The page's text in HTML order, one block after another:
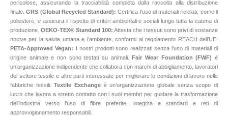
pericolose, assicurando la tracciabilità completa dalla raccolta alla distribuzione
finale.GRS (Global Recycled Standard): Certifica l’uso di materiali riciclati, come il
poliestere, e assicura il rispetto di criteri ambientali e sociali lungo tutta la catena di
produzione. OEKO-TEX® Standard 100: Attesta che i tessuti sono privi di sostanze
nocive per la salute umana e l’ambiente, conformi al regolamento REACH dell’UE.
PETA-Approved Vegan: I nostri prodotti sono realizzati senza l’uso di materiali di
origine animale e non sono testati su animali.Fair Wear Foundation (FWF) è
un’organizzazione indipendente che collabora con marchi di abbigliamento, lavoratori
del settore tessile e altre parti interessate per migliorare le condizioni di lavoro nelle
fabbriche tessili.Textile Exchange è un’organizzazione globale senza scopo di
lucro che lavora a stretto contatto con i suoi membri per guidare la trasformazione
dell’industria verso l’uso di fibre preferite, integrità e standard e reti di
approvvigionamento responsabili.